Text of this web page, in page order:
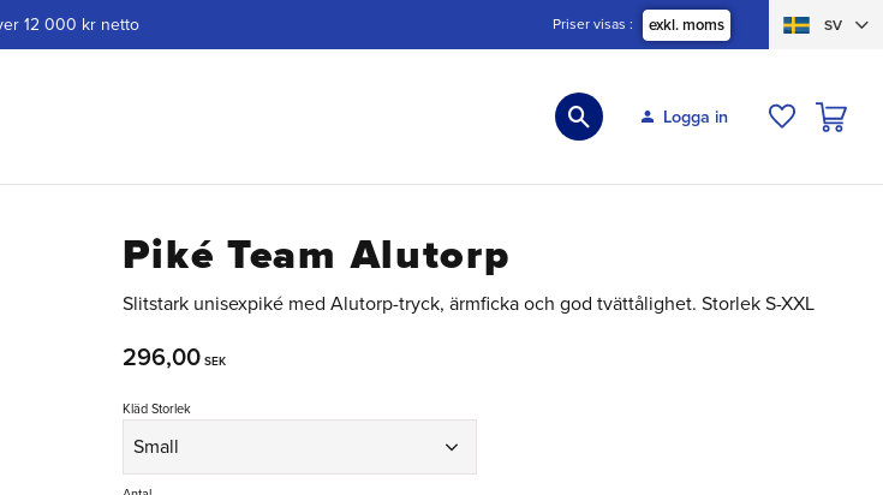
12 000 kr netto Priser visas exkl. moms SV
Logga in
Piké Team Alutorp
Slitstark unisexpiké med Alutorp-tryck, ärmficka och god tvättålighet. Storlek S-XXL
296,00SEK
Kläd Storlek